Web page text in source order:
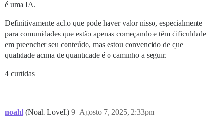
é uma IA.
Definitivamente acho que pode haver valor nisso, especialmente
para comunidades que estão apenas começando e têm dificuldade
em preencher seu conteúdo, mas estou convencido de que
qualidade acima de quantidade é o caminho a seguir.
4 curtidas
noahl (Noah Lovell) Agosto 7, 2025, 2:33pm
9